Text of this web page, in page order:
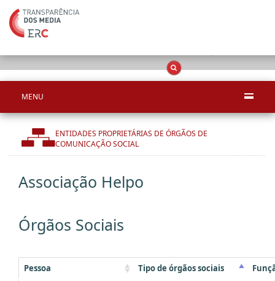
MENU
ENTIDADES PROPRIETÁRIAS DE ÓRGÃOS DE
COMUNICAÇÃO SOCIAL
Associação Helpo
Órgãos Sociais
Pessoa Tipo de órgãos sociais